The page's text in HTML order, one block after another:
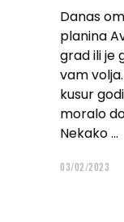
Danas
planina
grad ili je
vam
kusur
moralo
Nekako
03/02/2023